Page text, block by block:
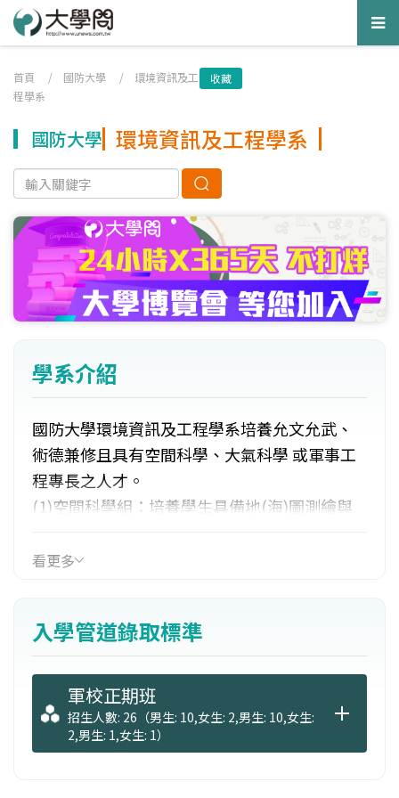
首頁 / 國防大學 / 環境資訊及工
程學系
收藏
國防大學 環境資訊及工程學系
學系介紹
國防大學環境資訊及工程學系培養允文允武、
術德兼修且具有空間科學、大氣科學 或軍事工
程專長之人才。
(1)空間科學組：培養學生具備地(海)圖測繪與
(2)大氣科學組：培養學生具備氣(海)象分析與
的能力 。
看更多
入學管道錄取標準
軍校正期班
招生人數: 26（男生: 10,女生: 2,男生: 10,女生:
2,男生: 1,女生: 1）